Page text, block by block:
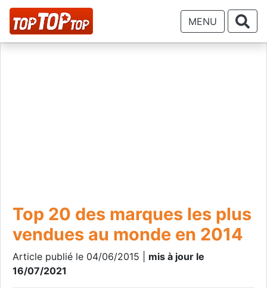
MENU
Top 20 des marques les plus
vendues au monde en 2014
Article publié le 04/06/2015 | mis à jour le
16/07/2021